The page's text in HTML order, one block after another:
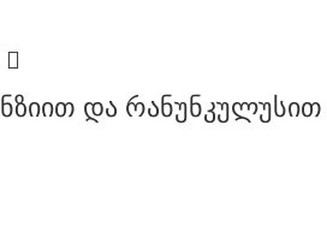
და რანუნკულუსით